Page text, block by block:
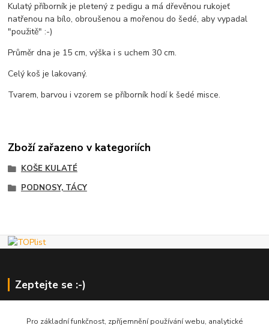
Kulatý příborník je pletený z pedigu a má dřevěnou rukojeť
natřenou na bílo, obroušenou a mořenou do šedé, aby vypadal
"použitě" :-)
Průměr dna je 15 cm, výška i s uchem 30 cm.
Celý koš je lakovaný.
Tvarem, barvou i vzorem se příborník hodí k šedé misce.
Zboží zařazeno v kategoriích
KOŠE KULATÉ
PODNOSY, TÁCY
Zeptejte se :-)
Pro základní funkčnost, zpříjemnění používání webu, analytické